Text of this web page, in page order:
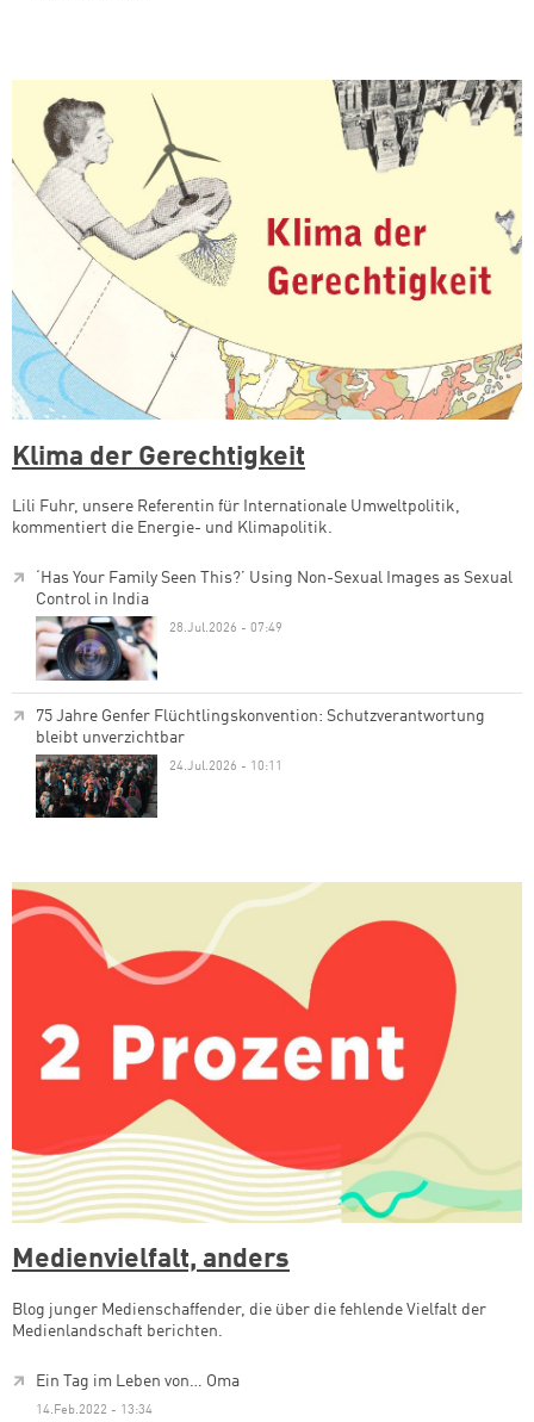
Klima der Gerechtigkeit
Lili Fuhr, unsere Referentin für Internationale Umweltpolitik,
kommentiert die Energie- und Klimapolitik.
‘Has Your Family Seen This?’ Using Non-Sexual Images as Sexual
Control in India
28.Jul.2026 - 07:49
75 Jahre Genfer Flüchtlingskonvention: Schutzverantwortung
bleibt unverzichtbar
24.Jul.2026 - 10:11
Medienvielfalt, anders
Blog junger Medienschaffender, die über die fehlende Vielfalt der
Medienlandschaft berichten.
Ein Tag im Leben von… Oma
14.Feb.2022 - 13:34